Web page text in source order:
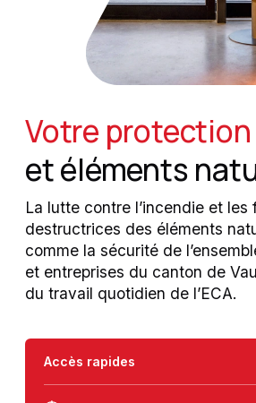
Collectivités publiques
Professionnels
Sapeurs-pompiers
Recherche
Contact
À propos de l'ECA
Votre protection
et éléments
La lutte contre l’incendie et les
destructrices des éléments
comme la sécurité de
et entreprises du canton de
du travail quotidien de l’ECA.
Accès rapides